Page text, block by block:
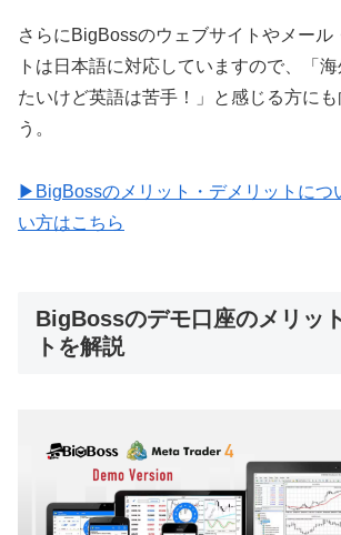
さらにBigBossのウェブサイトやメール
トは日本語に対応していますので、「
たいけど英語は苦手！」と感じる方に
う。
▶BigBossのメリット・デメリットにつ
い方はこちら
BigBossのデモ口座のメリッ
トを解説